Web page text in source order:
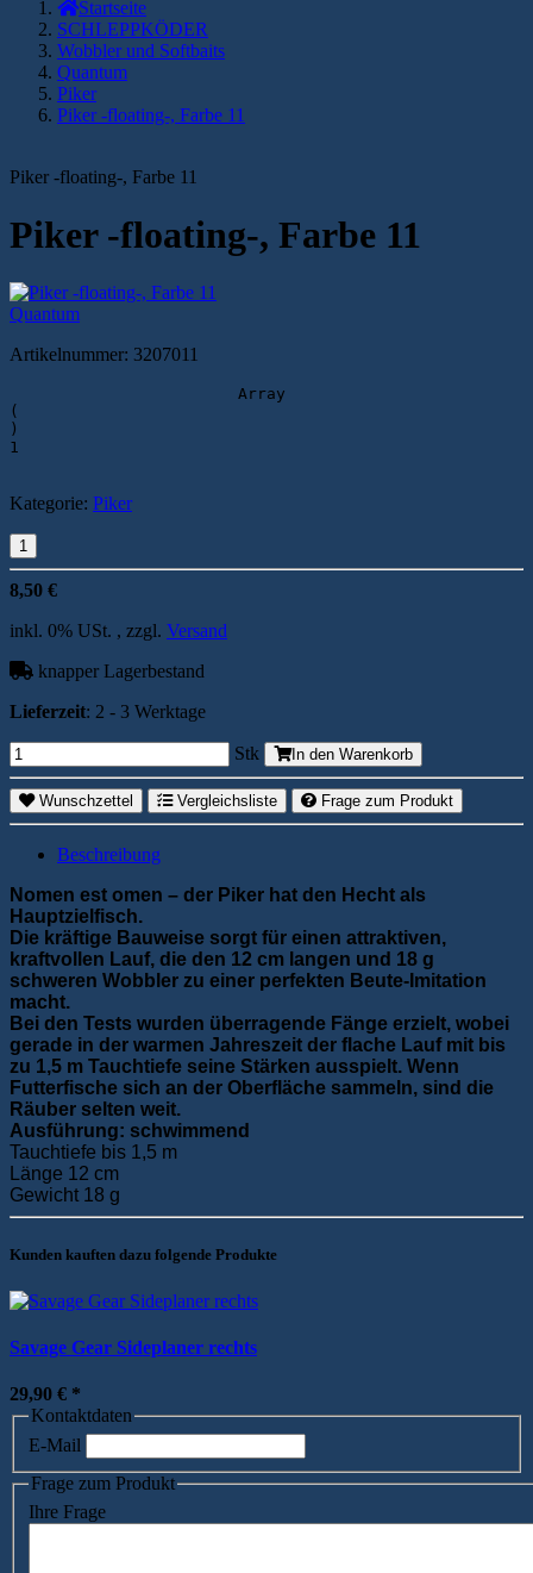
Startseite
SCHLEPPKÖDER
Wobbler und Softbaits
Quantum
Piker
Piker -floating-, Farbe 11
Piker -floating-, Farbe 11
Piker -floating-, Farbe 11
Quantum
Artikelnummer: 3207011
                        Array
(
)
1
Kategorie: Piker
8,50 €
inkl. 0% USt. , zzgl. Versand
knapper Lagerbestand
Lieferzeit: 2 - 3 Werktage
Stk In den Warenkorb
Wunschzettel Vergleichsliste Frage zum Produkt
Beschreibung
Nomen est omen – der Piker hat den Hecht als
Hauptzielfisch.
Die kräftige Bauweise sorgt für einen attraktiven,
kraftvollen Lauf, die den 12 cm langen und 18 g
schweren Wobbler zu einer perfekten Beute-Imitation
macht.
Bei den Tests wurden überragende Fänge erzielt, wobei
gerade in der warmen Jahreszeit der flache Lauf mit bis
zu 1,5 m Tauchtiefe seine Stärken ausspielt. Wenn
Futterfische sich an der Oberfläche sammeln, sind die
Räuber selten weit.
Ausführung: schwimmend
Tauchtiefe bis 1,5 m
Länge 12 cm
Gewicht 18 g
Kunden kauften dazu folgende Produkte
Savage Gear Sideplaner rechts
29,90 € *
Kontaktdaten
E-Mail
Frage zum Produkt
Ihre Frage